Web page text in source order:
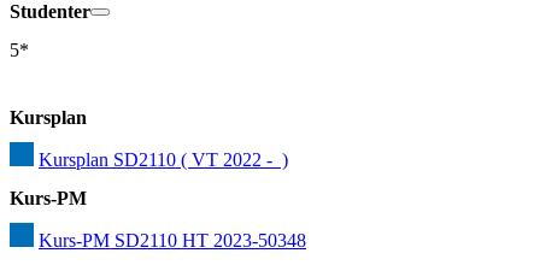
Studenter
5*
Kursplan
Kursplan SD2110 ( VT 2022 -  )
Kurs-PM
Kurs-PM SD2110 HT 2023-50348